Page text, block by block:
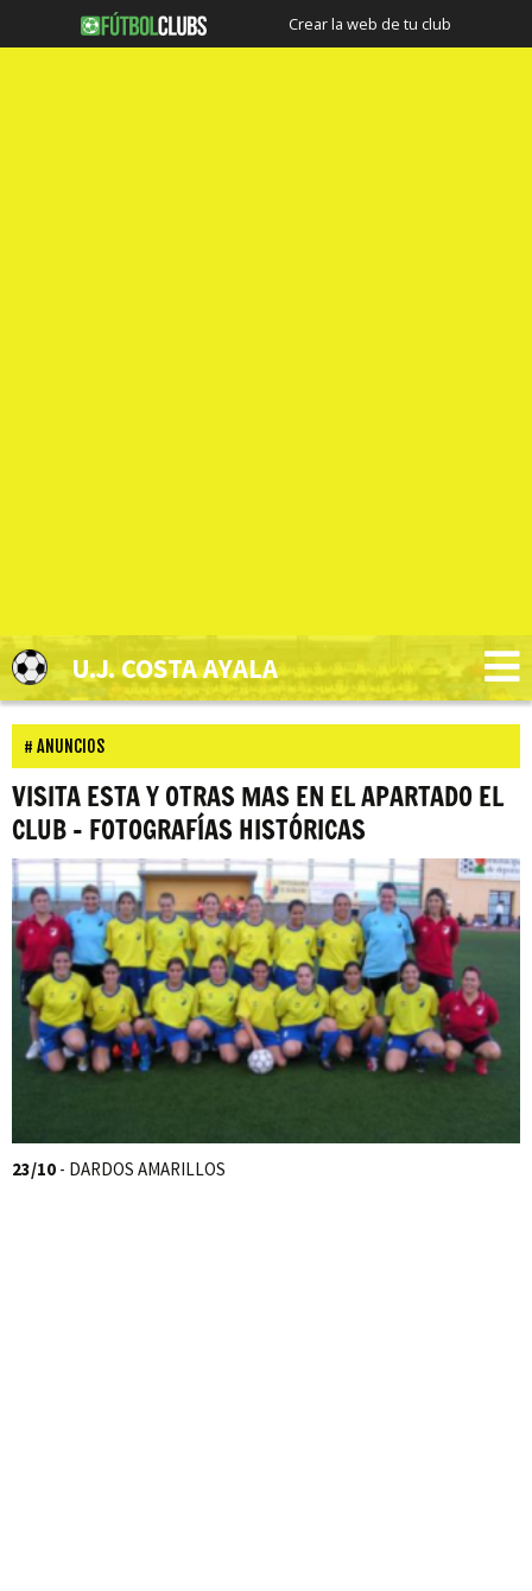
Crear la web de tu club
U.J. COSTA AYALA
ANUNCIOS
VISITA ESTA Y OTRAS MAS EN EL APARTADO EL
CLUB – FOTOGRAFÍAS HISTÓRICAS
23/10 - DARDOS AMARILLOS